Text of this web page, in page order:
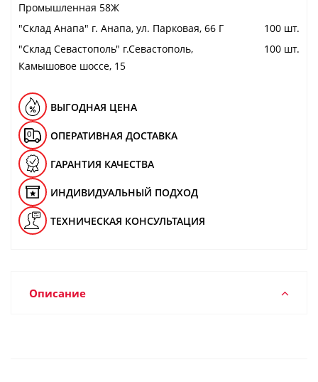
Промышленная 58Ж
"Cклад Анапа" г. Анапа, ул. Парковая, 66 Г
100 шт.
"Cклад Севастополь" г.Севастополь,
Камышовое шоссе, 15
100 шт.
ВЫГОДНАЯ ЦЕНА
ОПЕРАТИВНАЯ ДОСТАВКА
ГАРАНТИЯ КАЧЕСТВА
ИНДИВИДУАЛЬНЫЙ ПОДХОД
ТЕХНИЧЕСКАЯ КОНСУЛЬТАЦИЯ
Описание